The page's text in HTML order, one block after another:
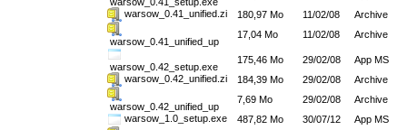
warsow_0.41_unified.zi
180,97 Mo 11/02/08 Archive
warsow_0.41_unified_up
17,04 Mo 11/02/08 Archive
warsow_0.42_setup.exe
175,46 Mo 29/02/08
App MS
warsow_0.42_unified.zi
184,39 Mo 29/02/08 Archive
warsow_0.42_unified_up
7,69 Mo 29/02/08
Archive
warsow_1.0_setup.exe
487,82 Mo 30/07/12 App MS